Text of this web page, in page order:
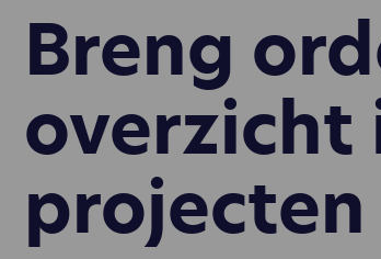
Breng
overzicht
projecten